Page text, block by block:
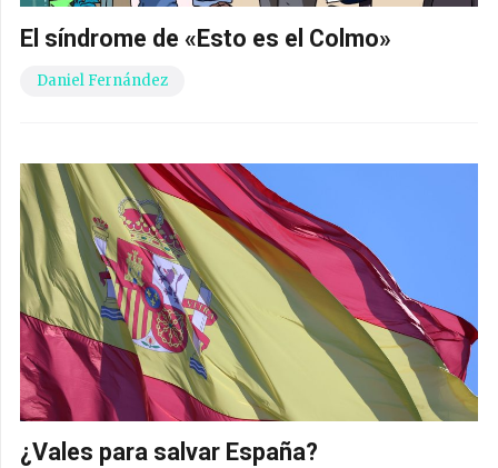
El síndrome de «Esto es el Colmo»
Daniel Fernández
¿Vales para salvar España?